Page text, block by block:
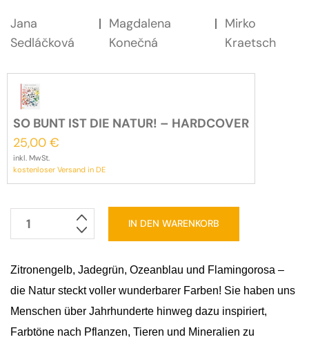
Jana
Sedláčková
Magdalena
Konečná
Mirko
Kraetsch
SO BUNT IST DIE NATUR! – HARDCOVER
25,00 €
inkl. MwSt.
kostenloser Versand in DE
ist
die
Natur!
Menge
IN DEN WARENKORB
Zitronengelb, Jadegrün, Ozeanblau und Flamingorosa –
die Natur steckt voller wunderbarer Farben! Sie haben uns
Menschen über Jahrhunderte hinweg dazu inspiriert,
Farbtöne nach Pflanzen, Tieren und Mineralien zu